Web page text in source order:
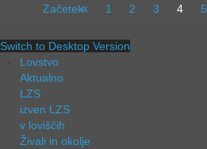
Začetek« 1 2 3 4 5
Switch to Desktop Version
Lovstvo
Aktualno
LZS
izven LZS
v loviščih
Živali in okolje